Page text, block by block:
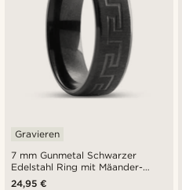
7 mm Gunmetal Schwarzer
Edelstahl Ring mit Mäander-
Muster
Gravieren
24,95 €